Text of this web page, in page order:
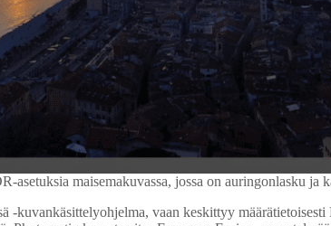
maisemakuvassa, jossa on auringonlasku ja
-kuvankäsittelyohjelma, vaan keskittyy